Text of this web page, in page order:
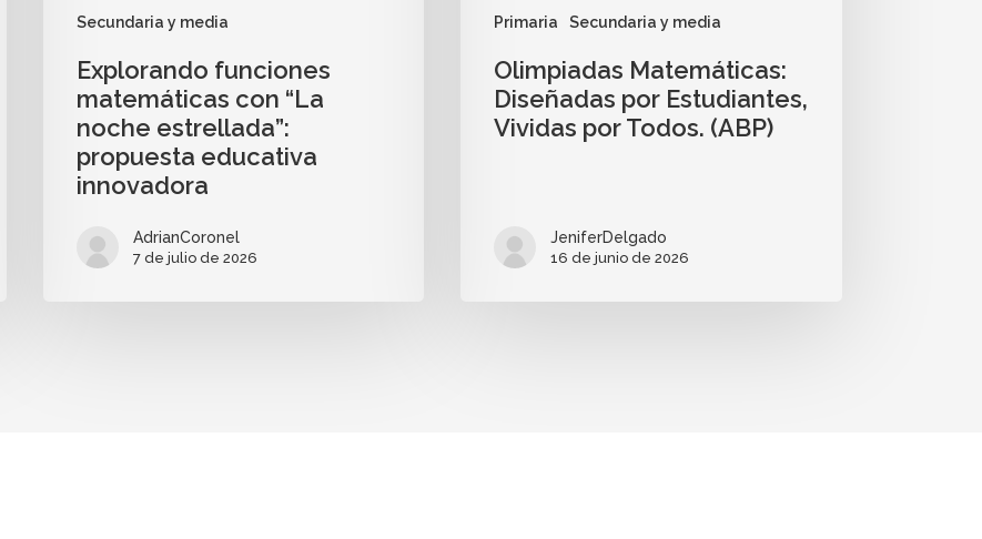
Secundaria y media
Explorando funciones
matemáticas con “La
noche estrellada”:
propuesta educativa
innovadora
AdrianCoronel
7 de julio de 2026
Primaria Secundaria y media
Olimpiadas Matemáticas:
Diseñadas por Estudiantes,
Vividas por Todos. (ABP)
JeniferDelgado
16 de junio de 2026